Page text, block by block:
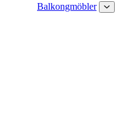
Balkongmöbler